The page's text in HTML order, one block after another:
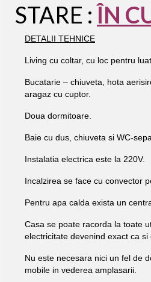
STARE :ÎN
DETALII TEHNICE
Living cu coltar, cu loc pentru
Bucatarie – chiuveta, hota
aragaz cu cuptor.
Doua dormitoare.
Baie cu dus, chiuveta si WC-
Instalatia electrica este la 220V.
Incalzirea se face cu convector
Pentru apa calda exista un
Casa se poate racorda la toate
electricitate devenind exact ca si
Nu este necesara nici un fel de
mobile in vederea amplasarii.